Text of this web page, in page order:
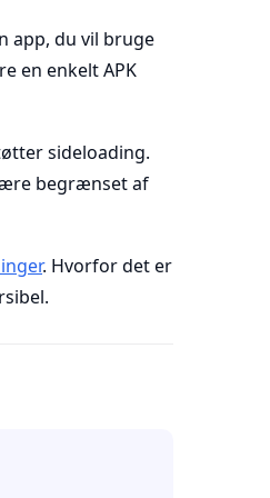
app, du vil bruge
en enkelt APK
sideloading.
begrænset af
. Hvorfor det er